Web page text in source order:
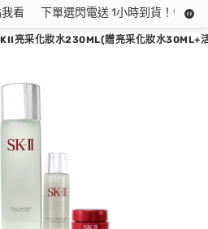
看 下單選閃電送 1小時到貨！領神
亮采化妝水230ML(贈亮采化妝水30ML+